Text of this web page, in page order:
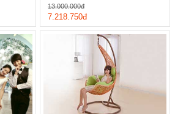
7.218.750đ
13.000.000đ